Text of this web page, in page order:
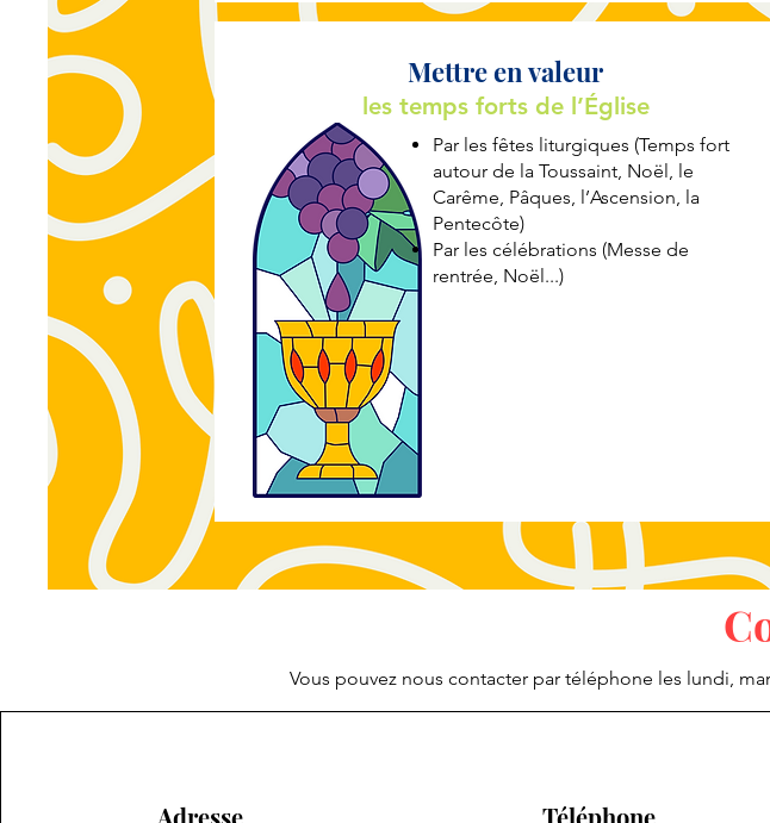
Mettre en valeur
les temps forts de l’Église
Par les fêtes liturgiques (Temps fort
autour de la Toussaint, Noël, le
Carême, Pâques, l’Ascension, la
Pentecôte)
Par les célébrations (Messe de
rentrée, Noël...)
Vous pouvez nous contacter par téléphone les lundi,
Adresse Téléphone